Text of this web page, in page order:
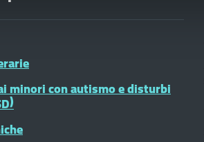
minori con autismo e disturbi